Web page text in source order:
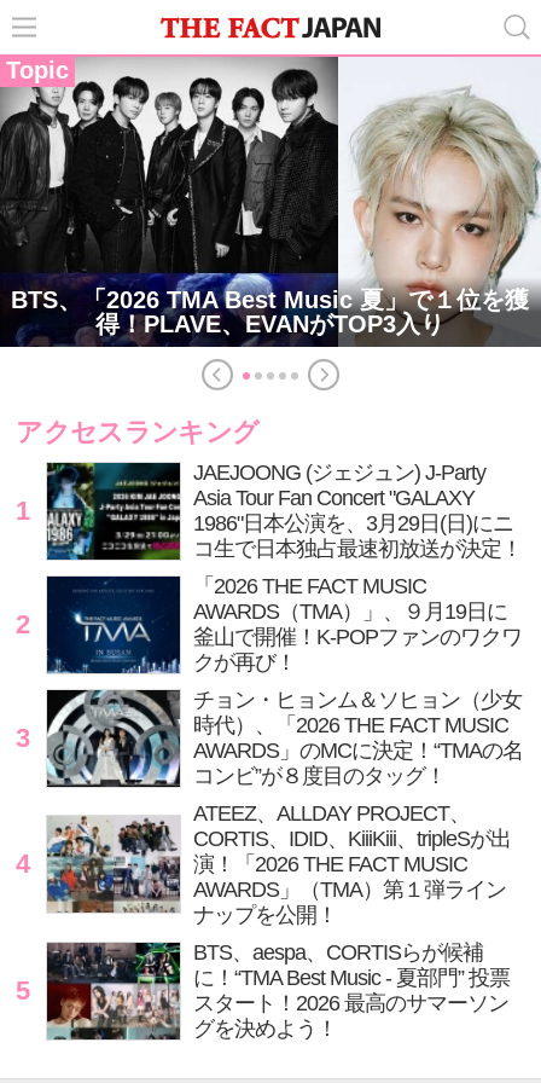
Topic
BTS、「2026 TMA Best Music 夏」で１位を獲
得！PLAVE、EVANがTOP3入り
アクセスランキング
1
JAEJOONG (ジェジュン) J-Party
Asia Tour Fan Concert "GALAXY
1986"日本公演を、3月29日(日)にニ
コ生で日本独占最速初放送が決定！
2
「2026 THE FACT MUSIC
AWARDS（TMA）」、９月19日に
釜山で開催！K-POPファンのワクワ
クが再び！
3
チョン・ヒョンム＆ソヒョン（少女
時代）、「2026 THE FACT MUSIC
AWARDS」のMCに決定！“TMAの名
コンビ”が８度目のタッグ！
4
ATEEZ、ALLDAY PROJECT、
CORTIS、IDID、KiiiKiii、tripleSが出
演！「2026 THE FACT MUSIC
AWARDS」（TMA）第１弾ライン
ナップを公開！
5
BTS、aespa、CORTISらが候補
に！“TMA Best Music - 夏部門” 投票
スタート！2026 最高のサマーソン
グを決めよう！